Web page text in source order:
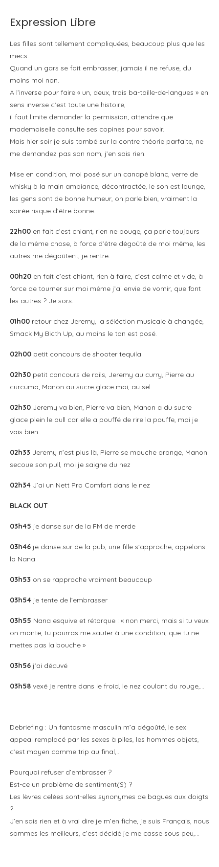
Expression Libre
Les filles sont tellement compliquées, beaucoup plus que les
mecs.
Quand un gars se fait embrasser, jamais il ne refuse, du
moins moi non.
A l’inverse pour faire « un, deux, trois ba-taille-de-langues » en
sens inverse c’est toute une histoire,
il faut limite demander la permission, attendre que
mademoiselle consulte ses copines pour savoir.
Mais hier soir je suis tombé sur la contre théorie parfaite, ne
me demandez pas son nom, j’en sais rien.
Mise en condition, moi posé sur un canapé blanc, verre de
whisky à la main ambiance, décontractée, le son est lounge,
les gens sont de bonne humeur, on parle bien, vraiment la
soirée risque d’être bonne.
22h00 en fait c’est chiant, rien ne bouge, ça parle toujours
de la même chose, à force d’être dégoûté de moi même, les
autres me dégoûtent, je rentre.
00h20 en fait c’est chiant, rien à faire, c’est calme et vide, à
force de tourner sur moi même j’ai envie de vomir, que font
les autres ? Je sors.
01h00 retour chez Jeremy, la séléction musicale à changée,
Smack My Bicth Up, au moins le ton est posé.
02h00 petit concours de shooter tequila
02h30 petit concours de rails, Jeremy au curry, Pierre au
curcuma, Manon au sucre glace moi, au sel
02h30 Jeremy va bien, Pierre va bien, Manon a du sucre
glace plein le pull car elle a pouffé de rire la pouffe, moi je
vais bien
02h33 Jeremy n’est plus là, Pierre se mouche orange, Manon
secoue son pull, moi je saigne du nez
02h34 J’ai un Nett Pro Comfort dans le nez
BLACK OUT
03h45 je danse sur de la FM de merde
03h46 je danse sur de la pub, une fille s’approche, appelons
la Nana
03h53 on se rapproche vraiment beaucoup
03h54 je tente de l’embrasser
03h55 Nana esquive et rétorque : « non merci, mais si tu veux
on monte, tu pourras me sauter à une condition, que tu ne
mettes pas la bouche »
03h56 j’ai décuvé
03h58 vexé je rentre dans le froid, le nez coulant du rouge,…
Debriefing : Un fantasme masculin m’a dégoûté, le sex
appeal remplacé par les sexes à piles, les hommes objets,
c’est moyen comme trip au final,…
Pourquoi refuser d’embrasser ?
Est-ce un problème de sentiment(S) ?
Les lèvres celées sont-elles synonymes de bagues aux doigts
?
J’en sais rien et à vrai dire je m’en fiche, je suis Français, nous
sommes les meilleurs, c’est décidé je me casse sous peu,…